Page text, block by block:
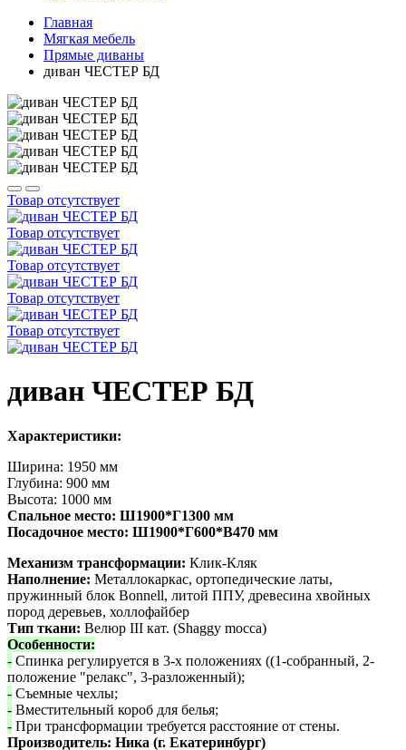
Главная
Мягкая мебель
Прямые диваны
диван ЧЕСТЕР БД
Товар отсутствует
Товар отсутствует
Товар отсутствует
Товар отсутствует
Товар отсутствует
диван ЧЕСТЕР БД
Характеристики:
Ширина: 1950 мм
Глубина: 900 мм
Высота: 1000 мм
Спальное место: Ш1900*Г1300 мм
Посадочное место: Ш1900*Г600*В470 мм
Механизм трансформации: Клик-Кляк
Наполнение: Металлокаркас, ортопедические латы,
пружинный блок Bonnell, литой ППУ, древесина хвойных
пород деревьев, холлофайбер
Тип ткани: Велюр III кат. (Shaggy mocca)
Особенности:
- Спинка регулируется в 3-х положениях ((1-собранный, 2-
положение "релакс", 3-разложенный);
- Съемные чехлы;
- Вместительный короб для белья;
- При трансформации требуется расстояние от стены.
Производитель: Ника (г. Екатеринбург)